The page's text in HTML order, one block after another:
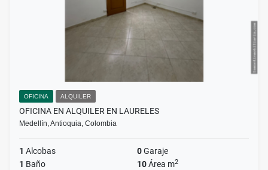
OFICINA ALQUILER
OFICINA EN ALQUILER EN LAURELES
Medellín, Antioquia, Colombia
1 Alcobas 0Garaje
1 Baño 10Área m2